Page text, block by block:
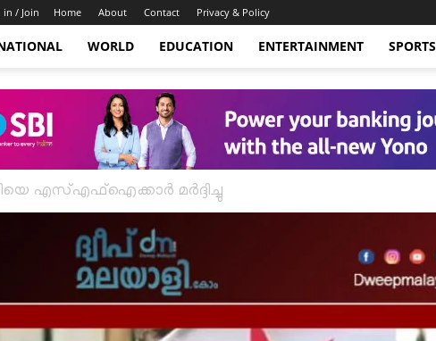
in / Join Home About Contact Privacy & Policy
WORLD EDUCATION ENTERTAINMENT SPORTS
എസ്എഫ്ഐക്കാർ മർദ്ദിച്ചു